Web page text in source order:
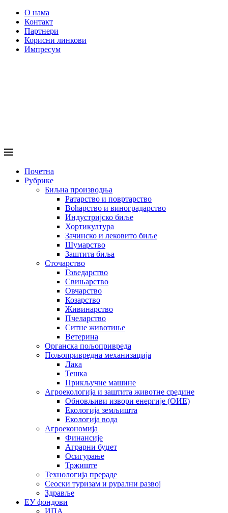
О нама
Контакт
Партнери
Корисни линкови
Импресум
Почетна
Рубрике
Биљна производња
Ратарство и повртарство
Воћарство и виноградарство
Индустријско биље
Хортикултура
Зачинско и лековито биље
Шумарство
Заштита биља
Сточарство
Говедарство
Свињарство
Овчарство
Козарство
Живинарство
Пчеларство
Ситне животиње
Ветерина
Органска пољопривреда
Пољопривредна механизација
Лака
Тешка
Прикључне машине
Агроекологија и заштита животне средине
Обновљиви извори енергије (ОИЕ)
Екологија земљишта
Екологија вода
Агроекономија
Финансије
Аграрни буџет
Осигурање
Тржиште
Технологија прераде
Сеоски туризам и рурални развој
Здравље
ЕУ фондови
ИПА